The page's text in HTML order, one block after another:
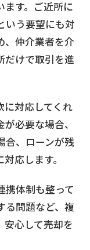
ます。ご近所に
いう要望にも対
、仲介業者を介
だけで取引を進
に対応してくれ
必要な場合、
合、ローンが残
応します。
携体制も整って
る問題など、複
心して売却を